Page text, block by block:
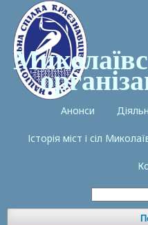
Анонси
Історія міст і сіл